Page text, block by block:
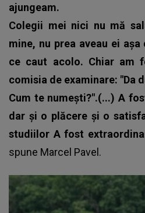
ajungeam.
Colegii mei nici nu mă
mine, nu prea aveau ei
ce caut acolo. Chiar am
comisia de examinare: "Da
Cum te numești?".(...) A
dar și o plăcere și o
studiilor A fost
spune Marcel Pavel.